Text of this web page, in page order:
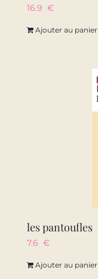
16.9 €
Ajouter au panier
les pantoufles
7.6 €
Ajouter au panier